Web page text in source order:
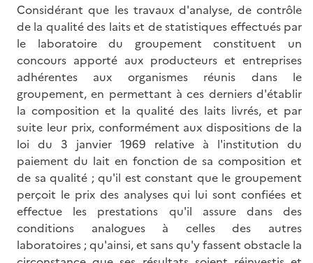
Considérant que les travaux d'analyse, de contrôle
de la qualité des laits et de statistiques effectués par
le laboratoire du groupement constituent un
concours apporté aux producteurs et entreprises
adhérentes aux organismes réunis dans le
groupement, en permettant à ces derniers d'établir
la composition et la qualité des laits livrés, et par
suite leur prix, conformément aux dispositions de la
loi du 3 janvier 1969 relative à l'institution du
paiement du lait en fonction de sa composition et
de sa qualité ; qu'il est constant que le groupement
perçoit le prix des analyses qui lui sont confiées et
effectue les prestations qu'il assure dans des
conditions analogues à celles des autres
laboratoires ; qu'ainsi, et sans qu'y fassent obstacle la